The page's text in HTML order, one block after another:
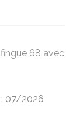
68 avec
: 07/2026